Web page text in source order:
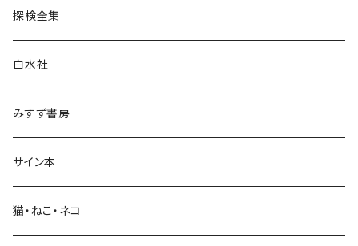
言語・ことば
探検全集
白水社
みすず書房
サイン本
猫・ねこ・ネコ